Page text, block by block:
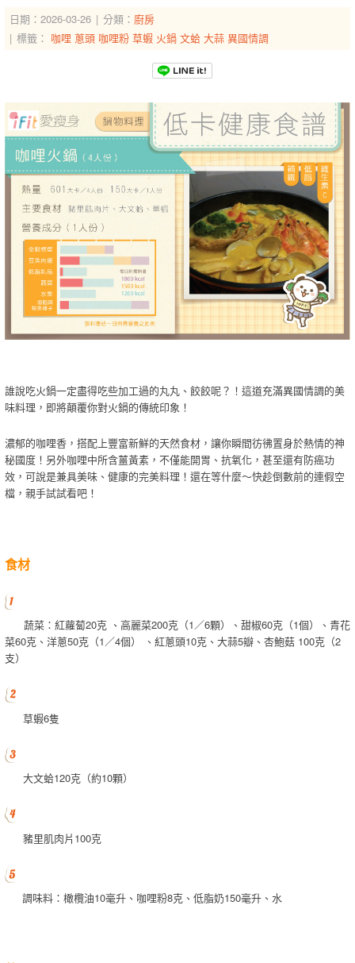
日期：2026-03-26 分類： 廚房
標籤： 咖哩 蔥頭 咖哩粉 草蝦 火鍋 文蛤 大蒜 異國情調
誰說吃火鍋一定盡得吃些加工過的丸丸、餃餃呢？！這道充滿異國情調的美
味料理，即將顛覆你對火鍋的傳統印象！
濃郁的咖哩香，搭配上豐富新鮮的天然食材，讓你瞬間彷彿置身於熱情的神
秘國度！另外咖哩中所含薑黃素，不僅能開胃、抗氧化，甚至還有防癌功
效，可說是兼具美味、健康的完美料理！還在等什麼～快趁倒數前的連假空
檔，親手試試看吧！
食材
蔬菜：紅蘿蔔20克 、高麗菜200克（1／6顆）、甜椒60克（1個）、青花
菜60克、洋蔥50克（1／4個） 、紅蔥頭10克、大蒜5瓣、杏鮑菇 100克（2
支）
草蝦6隻
大文蛤120克（約10顆）
豬里肌肉片100克
調味料：橄欖油10毫升、咖哩粉8克、低脂奶150毫升、水